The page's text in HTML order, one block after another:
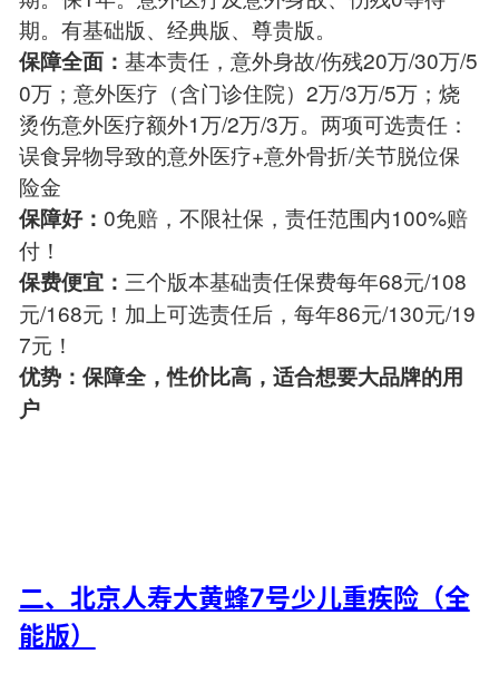
期。有基础版、经典版、尊贵版。
保障全面： 基本责任，意外身故/伤残20万/30万/5
0万；意外医疗（含门诊住院）2万/3万/5万；烧
烫伤意外医疗额外1万/2万/3万。两项可选责任：
误食异物导致的意外医疗+意外骨折/关节脱位保
险金
保障好： 0免赔，不限社保，责任范围内100%赔
付！
保费便宜： 三个版本基础责任保费每年68元/108
元/168元！加上可选责任后，每年86元/130元/19
7元！
优势：保障全，性价比高，适合想要大品牌的用
户
二、北京人寿大黄蜂7号少儿重疾险（全
能版）